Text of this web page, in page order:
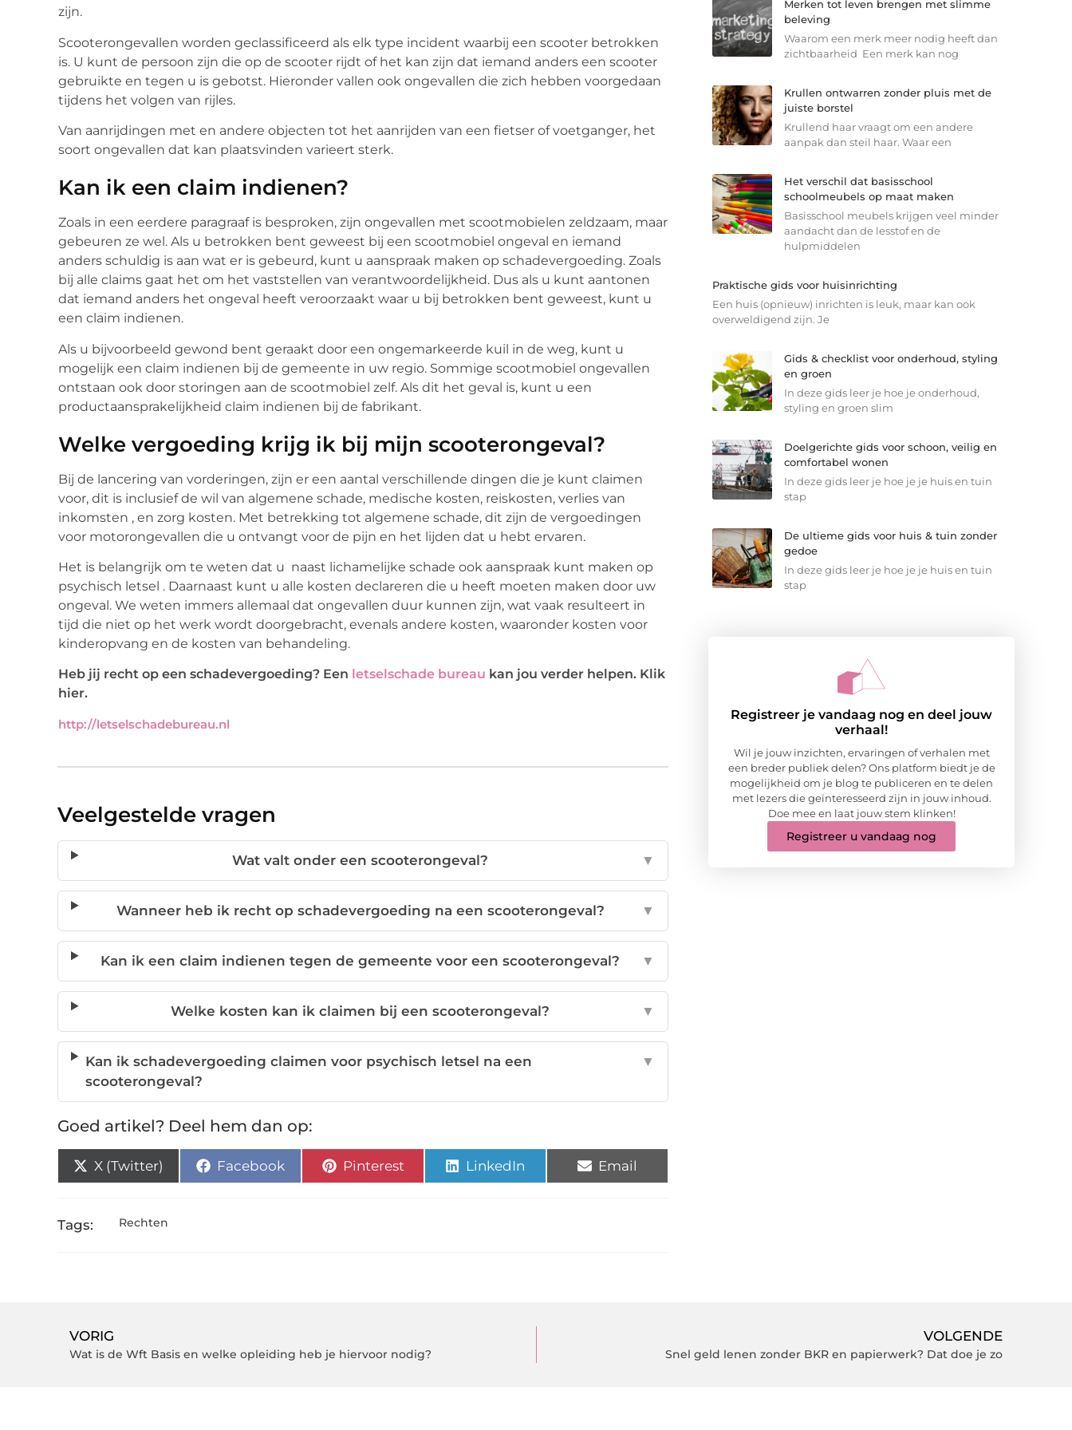
zijn.
Scooterongevallen worden geclassificeerd als elk type incident waarbij een scooter betrokken
is. U kunt de persoon zijn die op de scooter rijdt of het kan zijn dat iemand anders een scooter
gebruikte en tegen u is gebotst. Hieronder vallen ook ongevallen die zich hebben voorgedaan
tijdens het volgen van rijles.
Van aanrijdingen met en andere objecten tot het aanrijden van een fietser of voetganger, het
soort ongevallen dat kan plaatsvinden varieert sterk.
Kan ik een claim indienen?
Zoals in een eerdere paragraaf is besproken, zijn ongevallen met scootmobielen zeldzaam, maar
gebeuren ze wel. Als u betrokken bent geweest bij een scootmobiel ongeval en iemand
anders schuldig is aan wat er is gebeurd, kunt u aanspraak maken op schadevergoeding. Zoals
bij alle claims gaat het om het vaststellen van verantwoordelijkheid. Dus als u kunt aantonen
dat iemand anders het ongeval heeft veroorzaakt waar u bij betrokken bent geweest, kunt u
een claim indienen.
Als u bijvoorbeeld gewond bent geraakt door een ongemarkeerde kuil in de weg, kunt u
mogelijk een claim indienen bij de gemeente in uw regio. Sommige scootmobiel ongevallen
ontstaan ​​ook door storingen aan de scootmobiel zelf. Als dit het geval is, kunt u een
productaansprakelijkheid claim indienen bij de fabrikant.
Welke vergoeding krijg ik bij mijn scooterongeval?
Bij de lancering van vorderingen, zijn er een aantal verschillende dingen die je kunt claimen
voor, dit is inclusief de wil van algemene schade, medische kosten, reiskosten, verlies van
inkomsten , en zorg kosten. Met betrekking tot algemene schade, dit zijn de vergoedingen
voor motorongevallen die u ontvangt voor de pijn en het lijden dat u hebt ervaren.
Het is belangrijk om te weten dat u naast lichamelijke schade ook aanspraak kunt maken op
psychisch letsel . Daarnaast kunt u alle kosten declareren die u heeft moeten maken door uw
ongeval. We weten immers allemaal dat ongevallen duur kunnen zijn, wat vaak resulteert in
tijd die niet op het werk wordt doorgebracht, evenals andere kosten, waaronder kosten voor
kinderopvang en de kosten van behandeling.
Heb jij recht op een schadevergoeding? Een letselschade bureau kan jou verder helpen. Klik
hier.
http://letselschadebureau.nl
Veelgestelde vragen
Wat valt onder een scooterongeval? ▼
Wanneer heb ik recht op schadevergoeding na een scooterongeval? ▼
Kan ik een claim indienen tegen de gemeente voor een scooterongeval? ▼
Welke kosten kan ik claimen bij een scooterongeval? ▼
Kan ik schadevergoeding claimen voor psychisch letsel na een
scooterongeval?
▼
Goed artikel? Deel hem dan op:
X (Twitter) Facebook Pinterest LinkedIn Email
Tags: Rechten
Merken tot leven brengen met slimme
beleving
Waarom een merk meer nodig heeft dan
zichtbaarheid Een merk kan nog
Krullen ontwarren zonder pluis met de
juiste borstel
Krullend haar vraagt om een andere
aanpak dan steil haar. Waar een
Het verschil dat basisschool
schoolmeubels op maat maken
Basisschool meubels krijgen veel minder
aandacht dan de lesstof en de
hulpmiddelen
Praktische gids voor huisinrichting
Een huis (opnieuw) inrichten is leuk, maar kan ook
overweldigend zijn. Je
Gids & checklist voor onderhoud, styling
en groen
In deze gids leer je hoe je onderhoud,
styling en groen slim
Doelgerichte gids voor schoon, veilig en
comfortabel wonen
In deze gids leer je hoe je je huis en tuin
stap
De ultieme gids voor huis & tuin zonder
gedoe
In deze gids leer je hoe je je huis en tuin
stap
Registreer je vandaag nog en deel jouw
verhaal!
Wil je jouw inzichten, ervaringen of verhalen met
een breder publiek delen? Ons platform biedt je de
mogelijkheid om je blog te publiceren en te delen
met lezers die geïnteresseerd zijn in jouw inhoud.
Doe mee en laat jouw stem klinken!
Registreer u vandaag nog
VORIG
Wat is de Wft Basis en welke opleiding heb je hiervoor nodig?
VOLGENDE
Snel geld lenen zonder BKR en papierwerk? Dat doe je zo